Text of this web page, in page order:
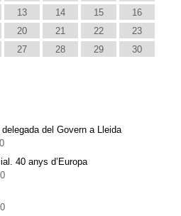
13 14 15
16
20 21 22
23
27 28 29
30
del Govern a Lleida
40 anys d’Europa